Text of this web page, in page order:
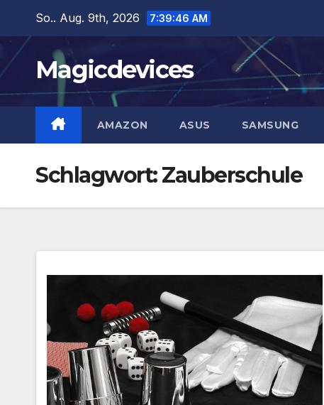
springen
So.. Aug. 9th, 2026 7:39:47 AM
Magicdevices
AMAZON ASUS SAMSUNG
Schlagwort:Zauberschule